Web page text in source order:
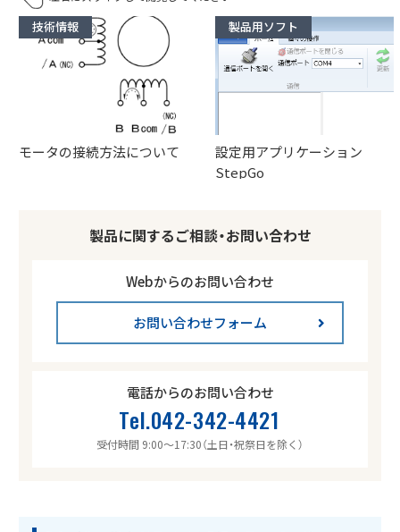
技術情報
モータの接続方法について
製品用ソフト
設定用アプリケーション
StepGo
製品に関するご相談・お問い合わせ
Webからのお問い合わせ
お問い合わせフォーム
電話からのお問い合わせ
Tel.042-342-4421
受付時間 9:00～17:30（土日・祝祭日を除く）